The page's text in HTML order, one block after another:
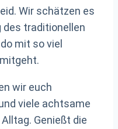
Wir schätzen es
des traditionellen
mit so viel
wir euch
viele achtsame
Genießt die